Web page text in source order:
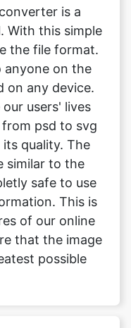
on the
on any device.
users' lives
psd to svg
quality. The
similar to the
safe to use
This is
of our online
that the image
possible
tool?